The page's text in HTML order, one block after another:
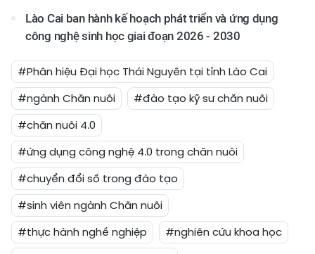
Lào Cai ban hành kế hoạch phát triển và ứng dụng
công nghệ sinh học giai đoạn 2026 - 2030
#Phân hiệu Đại học Thái Nguyên tại tỉnh Lào Cai
#ngành Chăn nuôi
#đào tạo kỹ sư chăn nuôi
#chăn nuôi 4.0
#ứng dụng công nghệ 4.0 trong chăn nuôi
#chuyển đổi số trong đào tạo
#sinh viên ngành Chăn nuôi
#thực hành nghề nghiệp
#nghiên cứu khoa học